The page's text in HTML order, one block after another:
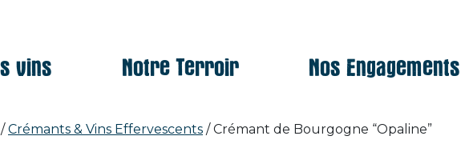
/Crémants & Vins Effervescents / Crémant de Bourgogne “Opaline”